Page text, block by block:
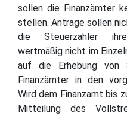
sollen die Finanzämter
stellen. Anträge sollen
die Steuerzahler
wertmäßig nicht im
auf die Erhebung von
Finanzämter in den
Wird dem Finanzamt bis
Mitteilung des